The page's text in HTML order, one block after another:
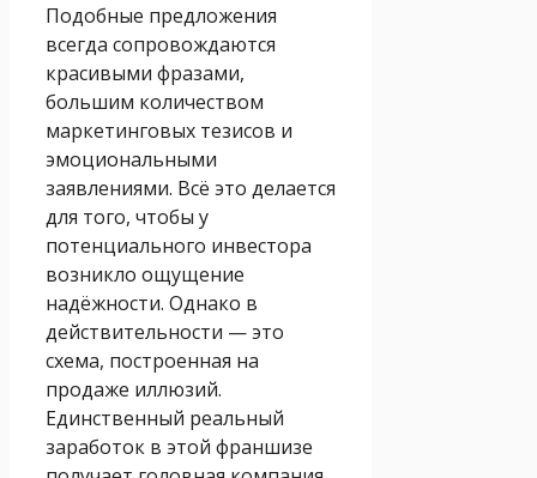
Подобные предложения
всегда сопровождаются
красивыми фразами,
большим количеством
маркетинговых тезисов и
эмоциональными
заявлениями. Всё это делается
для того, чтобы у
потенциального инвестора
возникло ощущение
надёжности. Однако в
действительности — это
схема, построенная на
продаже иллюзий.
Единственный реальный
заработок в этой франшизе